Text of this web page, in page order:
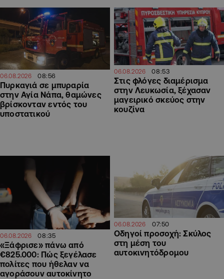
06.08.2026 08:56
Πυρκαγιά σε μπυραρία
στην Αγία Νάπα, θαμώνες
βρίσκονταν εντός του
υποστατικού
06.08.2026 08:53
Στις φλόγες διαμέρισμα
στην Λευκωσία, ξέχασαν
μαγειρικό σκεύος στην
κουζίνα
06.08.2026 08:35
«Ξάφρισε» πάνω από
€825.000: Πώς ξεγέλασε
πολίτες που ήθελαν να
αγοράσουν αυτοκίνητο
06.08.2026 07:50
Οδηγοί προσοχή: Σκύλος
στη μέση του
αυτοκινητόδρομου